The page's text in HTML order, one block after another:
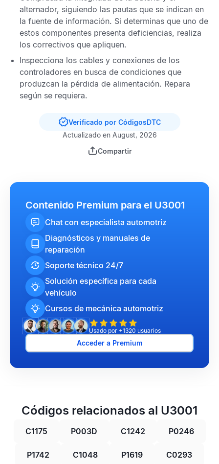
alternador, siguiendo las pautas que se indican en
la fuente de información. Si determinas que uno de
estos componentes presenta deficiencias, realiza
los correctivos que apliquen.
Inspecciona los cables y conexiones de los
controladores en busca de condiciones que
produzcan la pérdida de alimentación. Repara
según se requiera.
Verificado por CódigosDTC
Actualizado en August, 2026
Compartir
Contenido Premium para el U3001
Chat con especialista automotriz
Diagnósticos y manuales de
reparación
Soporte técnico 24/7
Solución específica para cada
vehículo
Cursos de mecánica automotriz
Usado por +1320 usuarios
Acceder a Premium
Códigos relacionados al U3001
C1175 P003D C1242 P0246
P1742 C1048 P1619 C0293